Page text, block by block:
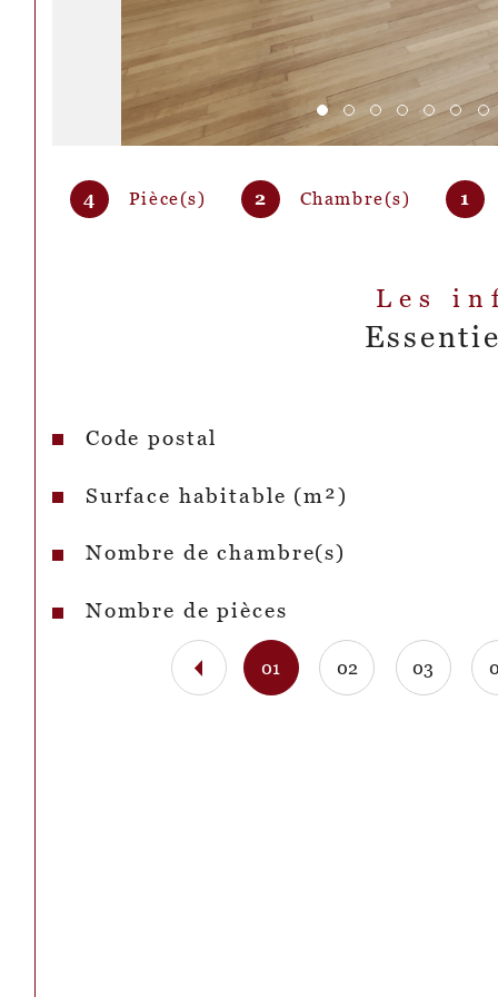
4 Pièce(s) 2 Chambre(s) 1
Les
Caractéristiques Valeurs
Code postal
Surface habitable (m²)
Nombre de chambre(s)
Nombre de pièces
01 02 03